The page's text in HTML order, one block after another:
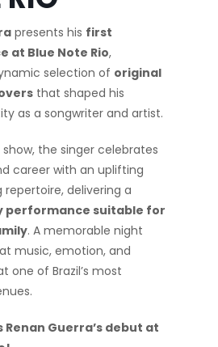
presents his first
at Blue Note Rio,
selection of original
that shaped his
as a songwriter and artist.
the singer celebrates
career with an uplifting
repertoire, delivering a
performance suitable for
. A memorable night
music, emotion, and
one of Brazil’s most
Renan Guerra’s debut at